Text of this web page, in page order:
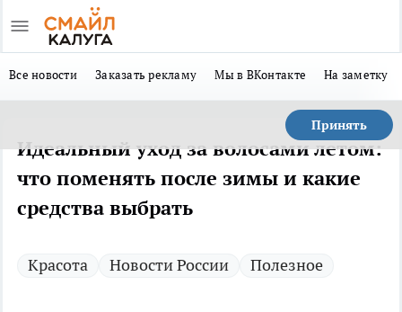
Все новости Заказать рекламу Мы в ВКонтакте На заметку
Принять
Идеальный уход за волосами летом:
что поменять после зимы и какие
средства выбрать
Красота Новости России Полезное